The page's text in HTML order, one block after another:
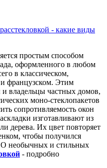
простым способом
оформленного в любом
в классическом,
французском. Этим
владельцы частных домов,
моно-стеклопакетов
сопротивляемость окон
изготавливают из
дерева. Их цвет повторяет
чтобы получился
необычных и стильных
- подробно